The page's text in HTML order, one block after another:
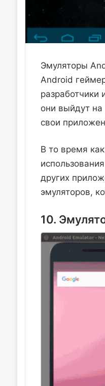
Эмуляторы
Android
разработчики
они выйдут на
свои
В то время
других
эмуляторов,
10.